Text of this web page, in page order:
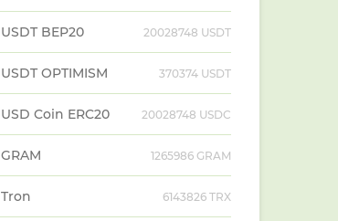
USDT BEP20 20028748 USDT
USDT OPTIMISM 370374 USDT
USD Coin ERC20 20028748 USDC
GRAM 1265986 GRAM
Tron 6143826 TRX